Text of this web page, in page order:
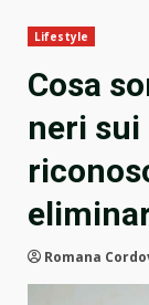
Lifestyle
Cosa
neri sui
Romana